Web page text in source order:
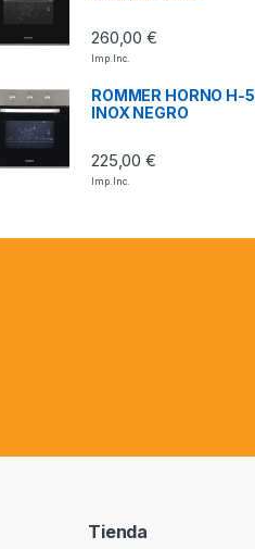
260,00€
Imp. Inc.
ROMMER HORNO H-
INOX NEGRO
225,00€
Imp. Inc.
Tienda